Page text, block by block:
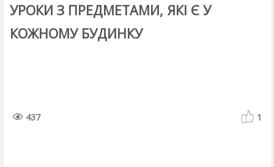
УРОКИ З ПРЕДМЕТАМИ, ЯКІ Є У
КОЖНОМУ БУДИНКУ
437 1